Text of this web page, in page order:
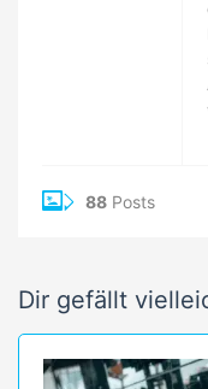
88 Posts
Dir gefällt